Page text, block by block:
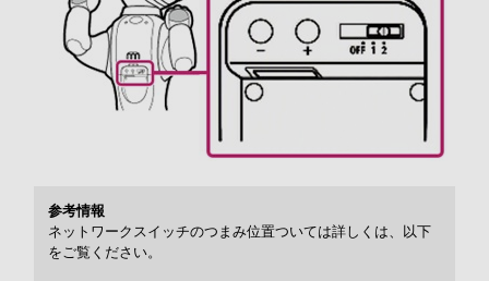
参考情報
ネットワークスイッチのつまみ位置ついては詳しくは、以下
をご覧ください。